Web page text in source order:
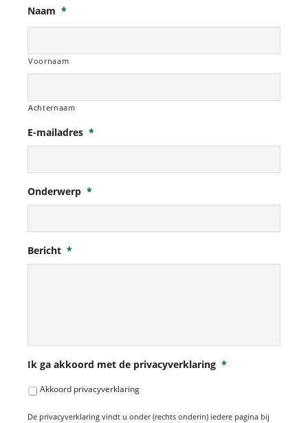
Naam *
Voornaam
Achternaam
E-mailadres *
Onderwerp *
Bericht *
Ik ga akkoord met de privacyverklaring *
Akkoord privacyverklaring
De privacyverklaring vindt u onder (rechts onderin) iedere pagina bij